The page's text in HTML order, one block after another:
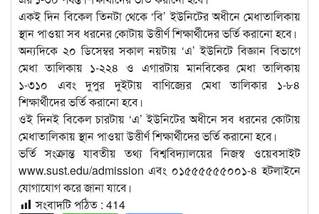
একই দিন বিকেল তিনটা থেকে ‘বি’ ইউনিটের অধীনে মেধাতালিকায়
স্থান পাওয়া সব ধরনের কোটায় উত্তীর্ণ শিক্ষার্থীদের ভর্তি করানো হবে।
অন্যদিকে ২০ ডিসেম্বর সকাল নয়টায় ‘এ’ ইউনিটে বিজ্ঞান বিভাগে
মেধা তালিকায় ১-২২৪ ও এগারটায় মানবিকের মেধা তালিকায়
১-৩১০ এবং দুপুর দুইটায় বাণিজ্যের মেধা তালিকার ১-৮৪
শিক্ষার্থীদের ভর্তি করানো হবে।
ওই দিনই বিকেল চারটায় ‘এ’ ইউনিটের অধীনে সব ধরনের কোটায়
মেধাতালিকায় স্থান পাওয়া উত্তীর্ণ শিক্ষার্থীদের ভর্তি করানো হবে।
ভর্তি সংক্রান্ত যাবতীয় তথ্য বিশ্ববিদ্যালয়ের নিজস্ব ওয়েবসাইট
www.sust.edu/admission এবং ০১৫৫৫৫৫৫০০১-৪ হটলাইনে
যোগাযোগ করে জানা যাবে।
সংবাদটি পঠিত : 414